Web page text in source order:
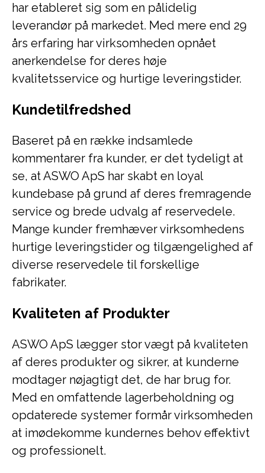
har etableret sig som en pålidelig
leverandør på markedet. Med mere end 29
års erfaring har virksomheden opnået
anerkendelse for deres høje
kvalitetsservice og hurtige leveringstider.
Kundetilfredshed
Baseret på en række indsamlede
kommentarer fra kunder, er det tydeligt at
se, at ASWO ApS har skabt en loyal
kundebase på grund af deres fremragende
service og brede udvalg af reservedele.
Mange kunder fremhæver virksomhedens
hurtige leveringstider og tilgængelighed af
diverse reservedele til forskellige
fabrikater.
Kvaliteten af Produkter
ASWO ApS lægger stor vægt på kvaliteten
af deres produkter og sikrer, at kunderne
modtager nøjagtigt det, de har brug for.
Med en omfattende lagerbeholdning og
opdaterede systemer formår virksomheden
at imødekomme kundernes behov effektivt
og professionelt.